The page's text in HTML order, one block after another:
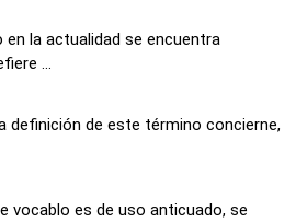
en la actualidad se encuentra
...
definición de este término concierne,
vocablo es de uso anticuado, se